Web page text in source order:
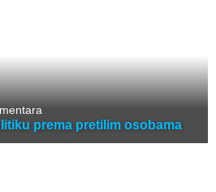
prema pretilim osobama